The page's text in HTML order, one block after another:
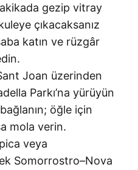
gezip vitray
çıkacaksanız
katın ve rüzgâr
Joan üzerinden
Parkı’na yürüyün
öğle için
mola verin.
veya
Somorrostro–Nova